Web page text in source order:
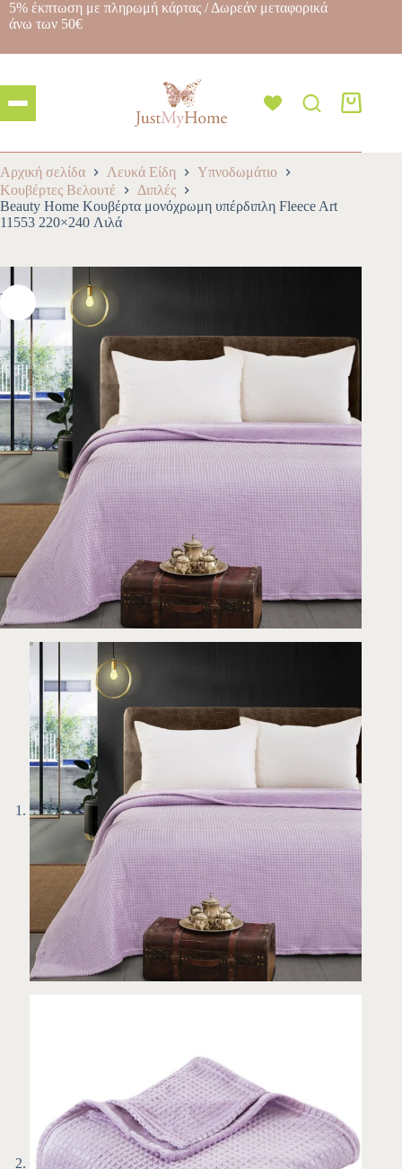
5% έκπτωση με πληρωμή κάρτας / Δωρεάν μεταφορικά
άνω των 50€
Αρχική σελίδα Λευκά Είδη
Υπνοδωμάτιο
Κουβέρτες Βελουτέ
Διπλές
Beauty Home Κουβέρτα μονόχρωμη υπέρδιπλη Fleece Art
11553 220×240 Λιλά
-10%